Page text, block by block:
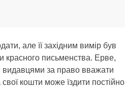
але її західним вимір був
красного письменства. Ерве,
видавцями за право вважати
кошти може їздити постійно